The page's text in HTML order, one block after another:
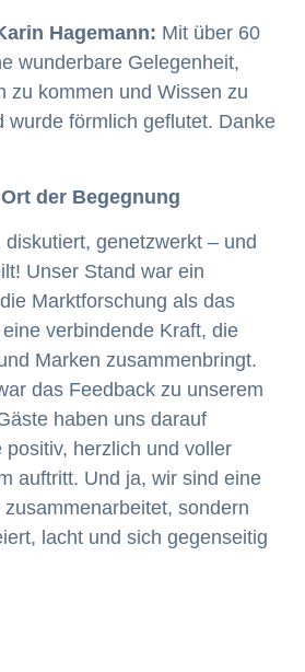
Hagemann: Mit über 60
wunderbare Gelegenheit,
zu kommen und Wissen zu
wurde förmlich geflutet. Danke
der Begegnung
genetzwerkt – und
Unser Stand war ein
Marktforschung als das
verbindende Kraft, die
Marken zusammenbringt.
das Feedback zu unserem
haben uns darauf
herzlich und voller
auftritt. Und ja, wir sind eine
sondern
lacht und sich gegenseitig